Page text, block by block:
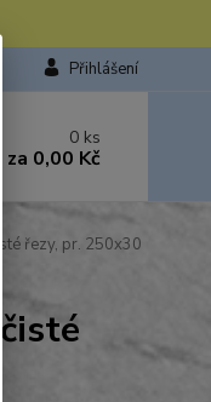
Přihlášení
0 ks
za 0,00 Kč
řezy, pr. 250x30